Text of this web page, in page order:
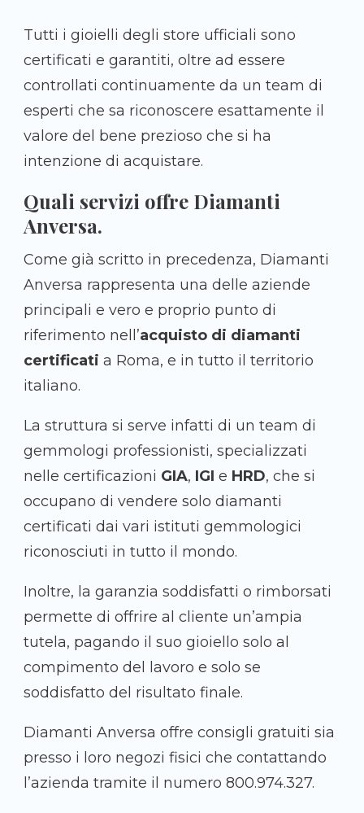
Tutti i gioielli degli store ufficiali sono
certificati e garantiti, oltre ad essere
controllati continuamente da un team di
esperti che sa riconoscere esattamente il
valore del bene prezioso che si ha
intenzione di acquistare.
Quali servizi offre Diamanti
Anversa.
Come già scritto in precedenza, Diamanti
Anversa rappresenta una delle aziende
principali e vero e proprio punto di
riferimento nell’acquisto di diamanti
certificati a Roma, e in tutto il territorio
italiano.
La struttura si serve infatti di un team di
gemmologi professionisti, specializzati
nelle certificazioni GIA, IGI e HRD, che si
occupano di vendere solo diamanti
certificati dai vari istituti gemmologici
riconosciuti in tutto il mondo.
Inoltre, la garanzia soddisfatti o rimborsati
permette di offrire al cliente un’ampia
tutela, pagando il suo gioiello solo al
compimento del lavoro e solo se
soddisfatto del risultato finale.
Diamanti Anversa offre consigli gratuiti sia
presso i loro negozi fisici che contattando
l’azienda tramite il numero 800.974.327.